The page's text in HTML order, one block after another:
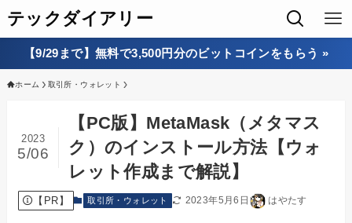
テックダイアリー
【9/29まで】無料で3,500円分のビットコインをもらう »
ホーム 取引所・ウォレット
【PC版】MetaMask（メタマス
ク）のインストール方法【ウォ
レット作成まで解説】
2023
5/06
【PR】 取引所・ウォレット 2023年5月6日 はやたす